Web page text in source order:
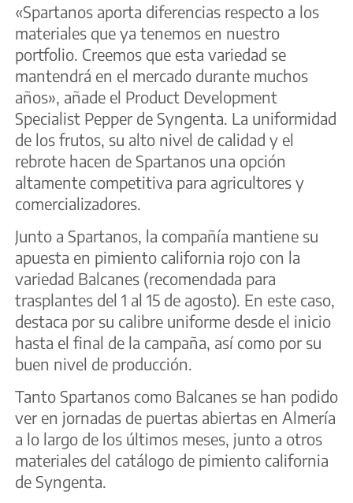
«Spartanos aporta diferencias respecto a los
materiales que ya tenemos en nuestro
portfolio. Creemos que esta variedad se
mantendrá en el mercado durante muchos
años», añade el Product Development
Specialist Pepper de Syngenta. La uniformidad
de los frutos, su alto nivel de calidad y el
rebrote hacen de Spartanos una opción
altamente competitiva para agricultores y
comercializadores.
Junto a Spartanos, la compañía mantiene su
apuesta en pimiento california rojo con la
variedad Balcanes (recomendada para
trasplantes del 1 al 15 de agosto). En este caso,
destaca por su calibre uniforme desde el inicio
hasta el final de la campaña, así como por su
buen nivel de producción.
Tanto Spartanos como Balcanes se han podido
ver en jornadas de puertas abiertas en Almería
a lo largo de los últimos meses, junto a otros
materiales del catálogo de pimiento california
de Syngenta.